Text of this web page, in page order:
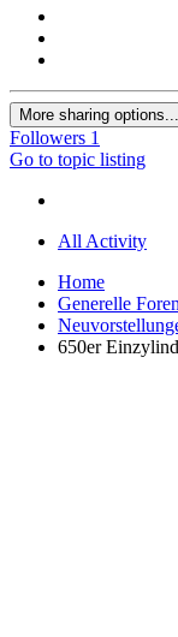
More sharing options...
Followers 1
Go to topic listing
All Activity
Home
Generelle
650er